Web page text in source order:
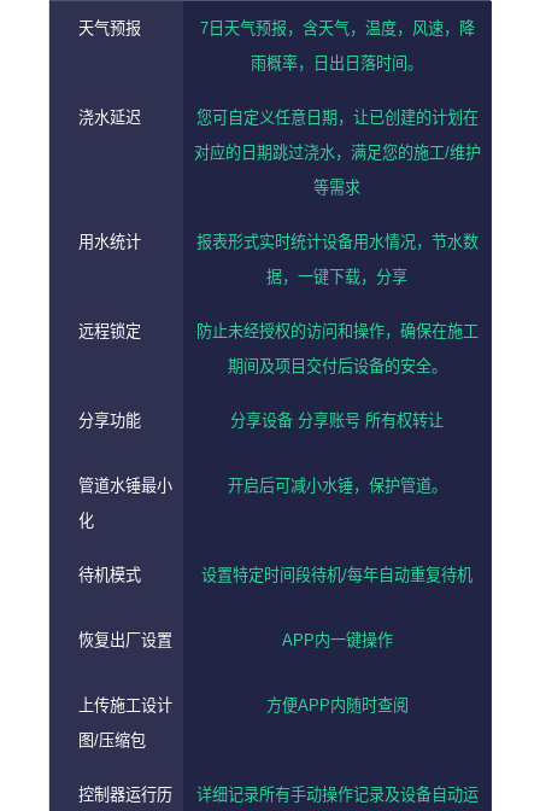
天气预报
7日天气预报，含天气，温度，风速，降
雨概率，日出日落时间。
浇水延迟
您可自定义任意日期，让已创建的计划在
对应的日期跳过浇水，满足您的施工/维护
等需求
用水统计
报表形式实时统计设备用水情况，节水数
据，一键下载，分享
远程锁定
防止未经授权的访问和操作，确保在施工
期间及项目交付后设备的安全。
分享功能 分享设备 分享账号 所有权转让
管道水锤最小
化
开启后可减小水锤，保护管道。
待机模式 设置特定时间段待机/每年自动重复待机
恢复出厂设置 APP内一键操作
上传施工设计
图/压缩包
方便APP内随时查阅
控制器运行历 详细记录所有手动操作记录及设备自动运